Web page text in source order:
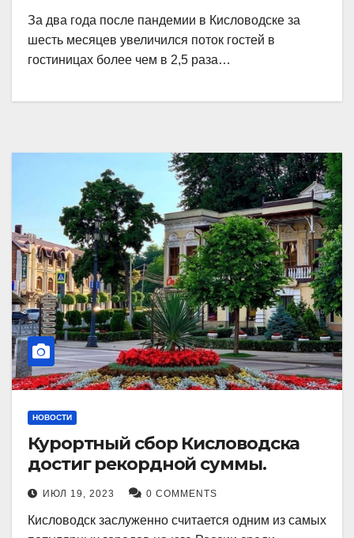
За два года после пандемии в Кисловодске за
шесть месяцев увеличился поток гостей в
гостиницах более чем в 2,5 раза…
НОВОСТИ
Курортный сбор Кисловодска
достиг рекордной суммы.
ИЮЛ 19, 2023 0 COMMENTS
Кисловодск заслуженно считается одним из самых